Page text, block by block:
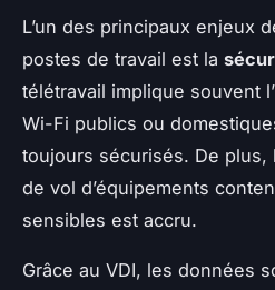
L’un des principaux enjeux
postes de travail est la
télétravail implique souvent
Wi-Fi publics ou
toujours sécurisés. De
de vol d’équipements
sensibles est accru.
Grâce au VDI, les données